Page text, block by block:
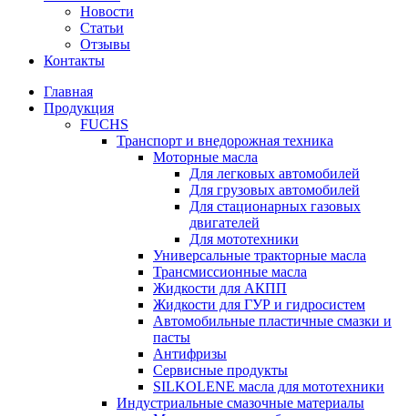
Новости
Статьи
Отзывы
Контакты
Главная
Продукция
FUCHS
Транспорт и внедорожная техника
Моторные масла
Для легковых автомобилей
Для грузовых автомобилей
Для стационарных газовых
двигателей
Для мототехники
Универсальные тракторные масла
Трансмиссионные масла
Жидкости для АКПП
Жидкости для ГУР и гидросистем
Автомобильные пластичные смазки и
пасты
Антифризы
Сервисные продукты
SILKOLENE масла для мототехники
Индустриальные смазочные материалы